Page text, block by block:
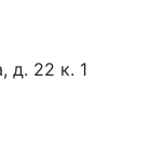
д. 22 к. 1